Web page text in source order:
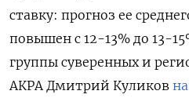
ставку: прогноз ее
повышен с 12-13% до 13-
группы суверенных и
АКРА Дмитрий Куликов